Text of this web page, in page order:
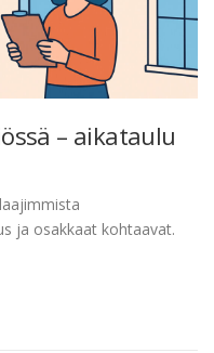
– aikataulu
ja osakkaat kohtaavat.